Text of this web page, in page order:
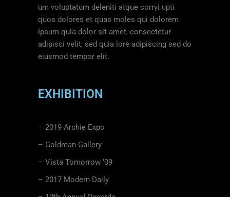
um voluptatum deleniti atque corryi upti
quos dolores et quas moles qui dolorem
ipsum quia dolor sit amet, consectetur
adipisci velit, sed quia lore adipiscing sed do
eiusmod tempor elit.
EXHIBITION
– 2019 Archie Expo
– Goldman Gallery
– Vista Tomorrow ‘09
– 2017 Modern Daily